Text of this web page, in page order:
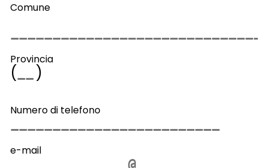
Comune
Provincia
( )
Numero di telefono
e-mail